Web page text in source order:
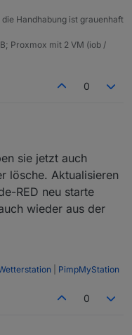
Handhabung ist grauenhaft
Proxmox mit 2 VM (iob /
0
sie jetzt auch
lösche. Aktualisieren
RED neu starte
wieder aus der
PimpMyStation
0